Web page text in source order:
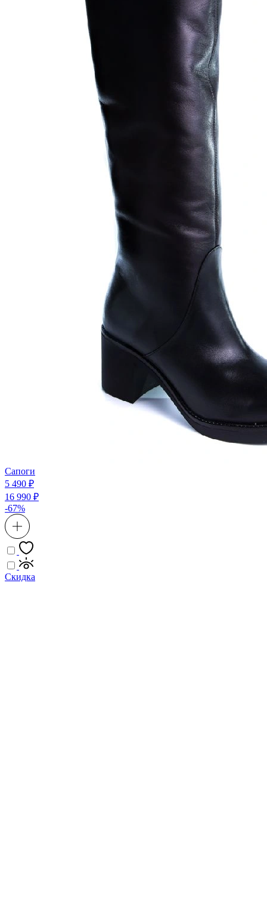
Сапоги
5 490 ₽
16 990 ₽
-67%
Скидка